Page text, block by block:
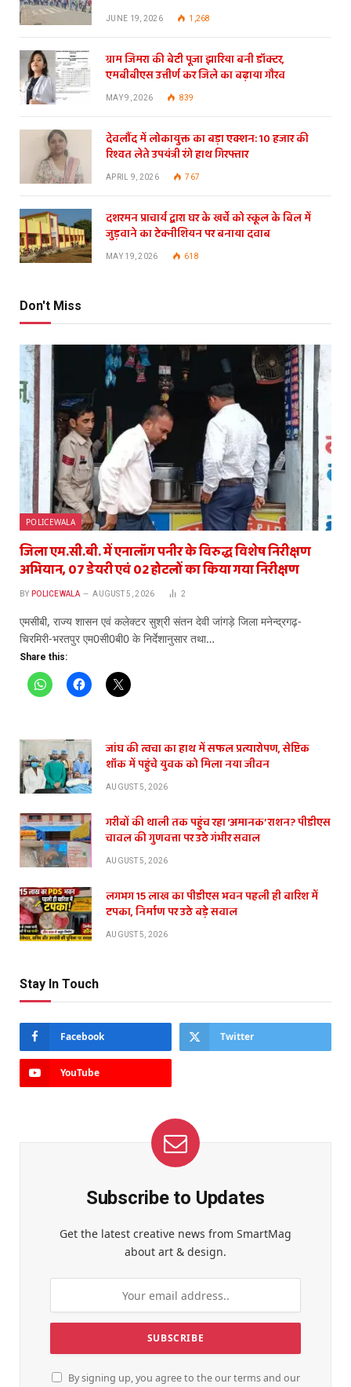
JUNE 19, 2026 1,268
ग्राम जिमरा की बेटी पूजा झारिया बनी डॉक्टर,
एमबीबीएस उत्तीर्ण कर जिले का बढ़ाया गौरव
MAY 9, 2026 839
देवलौंद में लोकायुक्त का बड़ा एक्शन: 10 हजार की
रिश्वत लेते उपयंत्री रंगे हाथ गिरफ्तार
APRIL 9, 2026 767
दशरमन प्राचार्य द्वारा घर के खर्चे को स्कूल के बिल में
जुड़वाने का टेक्नीशियन पर बनाया दवाब
MAY 19, 2026 618
Don't Miss
POLICEWALA
जिला एम.सी.बी. में एनालॉग पनीर के विरुद्ध विशेष निरीक्षण
अभियान, 07 डेयरी एवं 02 होटलों का किया गया निरीक्षण
BY POLICEWALA AUGUST 5, 2026 2
एमसीबी, राज्य शासन एवं कलेक्टर सुश्री संतन देवी जांगड़े जिला मनेन्द्रगढ़-
चिरमिरी-भरतपुर एम0सी0बी0 के निर्देशानुसार तथा…
Share this:
जांघ की त्वचा का हाथ में सफल प्रत्यारोपण, सेप्टिक
शॉक में पहुंचे युवक को मिला नया जीवन
AUGUST 5, 2026
गरीबों की थाली तक पहुंच रहा ‘अमानक’ राशन? पीडीएस
चावल की गुणवत्ता पर उठे गंभीर सवाल
AUGUST 5, 2026
लगभग 15 लाख का पीडीएस भवन पहली ही बारिश में
टपका, निर्माण पर उठे बड़े सवाल
AUGUST 5, 2026
Stay In Touch
Facebook Twitter
YouTube
Subscribe to Updates
Get the latest creative news from SmartMag
about art & design.
By signing up, you agree to the our terms and our